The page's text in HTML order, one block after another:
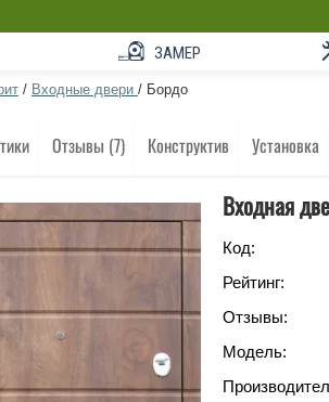
ЗАМЕР
/ Входные двери / Бордо
Отзывы (7) Конструктив Установка
Входная
Код:
Рейтинг:
Отзывы:
Модель: